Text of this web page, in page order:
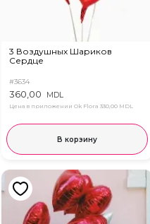
3 Воздушных Шариков
Сердце
#3634
360,00 MDL
Цена в приложении Ok Flora 330,00 MDL
В корзину